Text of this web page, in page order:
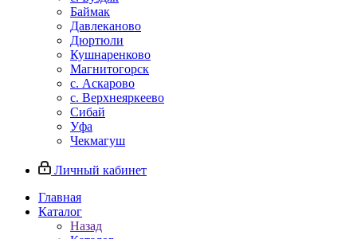
Баймак
Давлеканово
Дюртюли
Кушнаренково
Магнитогорск
с. Аскарово
с. Верхнеяркеево
Сибай
Уфа
Чекмагуш
Личный кабинет
Главная
Каталог
Назад